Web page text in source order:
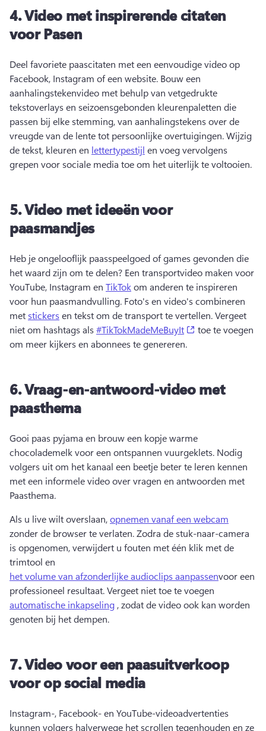
4.Video met inspirerende citaten
voor Pasen
Deel favoriete paascitaten met een eenvoudige video op
Facebook, Instagram of een website. Bouw een
aanhalingstekenvideo met behulp van vetgedrukte
tekstoverlays en seizoensgebonden kleurenpaletten die
passen bij elke stemming, van aanhalingstekens over de
vreugde van de lente tot persoonlijke overtuigingen. Wijzig
de tekst, kleuren en lettertypestijl en voeg vervolgens
grepen voor sociale media toe om het uiterlijk te voltooien.
5.Video met ideeën voor
paasmandjes
Heb je ongelooflijk paasspeelgoed of games gevonden die
het waard zijn om te delen? Een transportvideo maken voor
YouTube, Instagram en TikTok om anderen te inspireren
voor hun paasmandvulling. Foto's en video's combineren
met stickers en tekst om de transport te vertellen. Vergeet
niet om hashtags als #TikTokMadeMeBuyIt (opens in a new
toe te voegen
om meer kijkers en abonnees te genereren.
6.Vraag-en-antwoord-video met
paasthema
Gooi paas pyjama en brouw een kopje warme
chocolademelk voor een ontspannen vuurgeklets. Nodig
volgers uit om het kanaal een beetje beter te leren kennen
met een informele video over vragen en antwoorden met
Paasthema.
Als u live wilt overslaan, opnemen vanaf een webcam
zonder de browser te verlaten. Zodra de stuk-naar-camera
is opgenomen, verwijdert u fouten met één klik met de
trimtool en
het volume van afzonderlijke audioclips aanpassenvoor een
professioneel resultaat. Vergeet niet toe te voegen
automatische inkapseling , zodat de video ook kan worden
genoten bij het dempen.
7.Video voor een paasuitverkoop
voor op social media
Instagram-, Facebook- en YouTube-videoadvertenties
kunnen volgers halverwege het scrollen tegenhouden en ze